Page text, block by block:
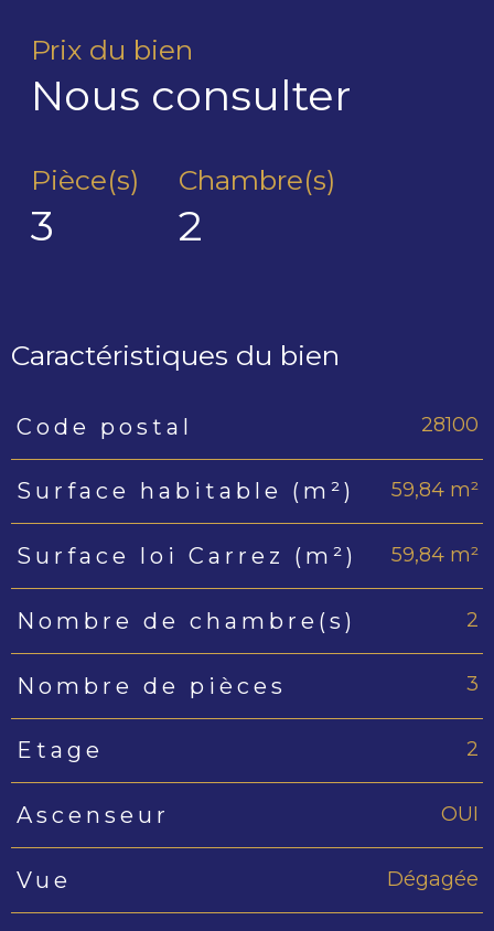
Prix du bien
Nous consulter
Pièce(s)
3
Chambre(s)
2
Caractéristiques du bien
Caractéristiques
Code postal 28100
Surface habitable (m²) 59,84 m²
Surface loi Carrez (m²) 59,84 m²
Nombre de chambre(s) 2
Nombre de pièces 3
Etage 2
Ascenseur OUI
Vue Dégagée